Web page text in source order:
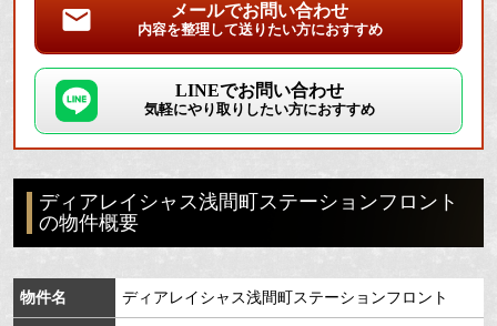
メールでお問い合わせ
内容を整理して送りたい方におすすめ
LINEでお問い合わせ
気軽にやり取りしたい方におすすめ
ディアレイシャス浅間町ステーションフロント
の物件概要
物件名 ディアレイシャス浅間町ステーションフロント